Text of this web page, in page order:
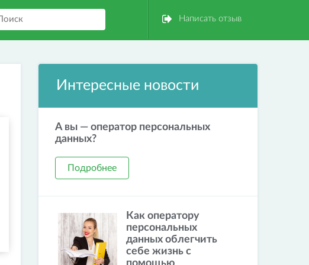
Написать отзыв
Интересные новости
А вы — оператор персональных
данных?
Подробнее
Как оператору
персональных
данных облегчить
себе жизнь с